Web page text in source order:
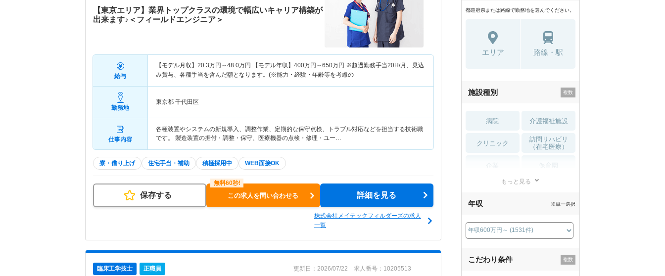
【東京エリア】業界トップクラスの環境で幅広いキャリア構築が
出来ます♪＜フィールドエンジニア＞
給与
【モデル月収】 20.3万円～48.0万円 【モデル年収】 400万円～650万円 ※超過勤務手当20H/月、見込
み賞与、各種手当を含んだ額となります。(※能力・経験・年齢等を考慮の
勤務地
東京都 千代田区
仕事内容
各種装置やシステムの新規導入、調整作業、定期的な保守点検、トラブル対応などを担当する技術職
です。 製造装置の据付・調整・保守、医療機器の点検・修理・ユー…
寮・借り上げ 住宅手当・補助 積極採用中 WEB面接OK
保存する この求人を問い合わせる 詳細を見る
株式会社メイテックフィルダーズの求人
一覧
臨床工学技士 正職員 更新日：2026/07/22 求人番号：10205513
都道府県または路線で勤務地を選んでください。
エリア 路線・駅
施設種別
病院 介護福祉施設
クリニック
訪問リハビリ
（在宅医療）
薬局・
もっと見る
年収 ※単一選択
こだわり条件